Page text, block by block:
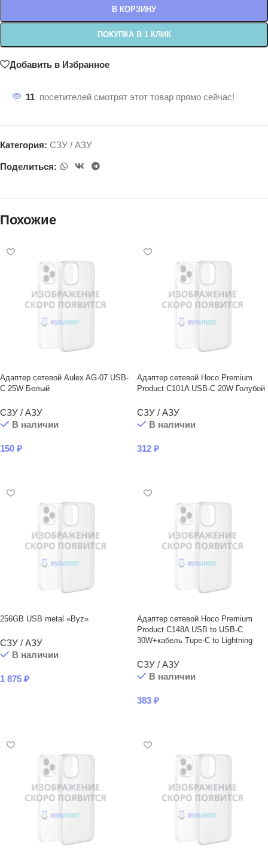
В КОРЗИНУ
ПОКУПКА В 1 КЛИК
Добавить в Избранное
11 посетителей смотрят этот товар прямо сейчас!
Категория: СЗУ / АЗУ
Поделиться:
Похожие
Адаптер сетевой Aulex AG-07 USB-
C 25W Белый
СЗУ / АЗУ
В наличии
150 ₽
Адаптер сетевой Hoco Premium
Product C101A USB-C 20W Голубой
СЗУ / АЗУ
В наличии
312 ₽
256GB USB metal «Byz»
СЗУ / АЗУ
В наличии
1 875 ₽
Адаптер сетевой Hoco Premium
Product C148A USB to USB-C
30W+кабель Tupe-C to Lightning
СЗУ / АЗУ
В наличии
383 ₽